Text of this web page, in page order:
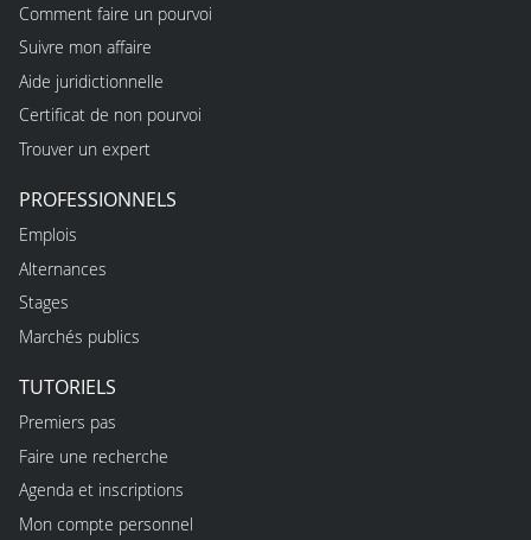
Comment faire un pourvoi
Suivre mon affaire
Aide juridictionnelle
Certificat de non pourvoi
Trouver un expert
PROFESSIONNELS
Emplois
Alternances
Stages
Marchés publics
TUTORIELS
Premiers pas
Faire une recherche
Agenda et inscriptions
Mon compte personnel